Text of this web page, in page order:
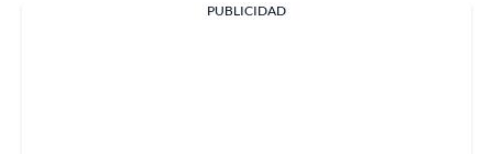
PUBLICIDAD